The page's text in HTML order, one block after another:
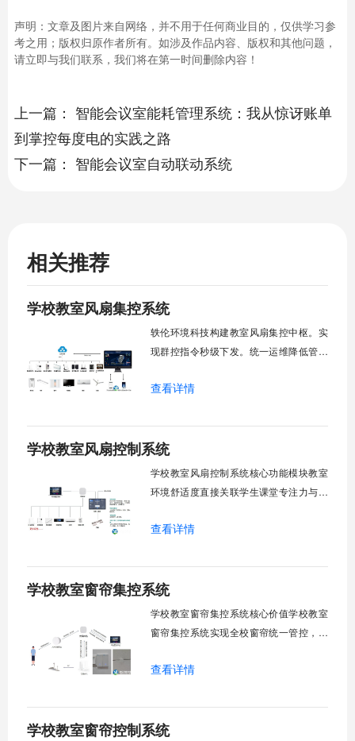
声明：文章及图片来自网络，并不用于任何商业目的，仅供学习参
考之用；版权归原作者所有。如涉及作品内容、版权和其他问题，
请立即与我们联系，我们将在第一时间删除内容！
上一篇： 智能会议室能耗管理系统：我从惊讶账单
到掌控每度电的实践之路
下一篇： 智能会议室自动联动系统
相关推荐
学校教室风扇集控系统
轶伦环境科技构建教室风扇集控中枢。实
现群控指令秒级下发。统一运维降低管理
巡检盲区。保障教学环境温湿度适宜。数
块清单：远程集中控制。智能定时调度。
环境自适应调节。能耗监测统计。故障预
查看详情
学校教室风扇控制系统
学校教室风扇控制系统核心功能模块教室
环境舒适度直接关联学生课堂专注力与学
领域，打造教室风扇控制系统，实现温度
分组联动、安全防护六大模块一体化运
行，为学校提供精细化风扇管理方案。
查看详情
学校教室窗帘集控系统
学校教室窗帘集控系统核心价值学校教室
窗帘集控系统实现全校窗帘统一管控，提
能化改造后，一键完成全校窗帘开合，节
生视力健康，营造舒适教学环境。节能减
排效果显著，延长窗帘使用寿命，降低学
查看详情
学校教室窗帘控制系统